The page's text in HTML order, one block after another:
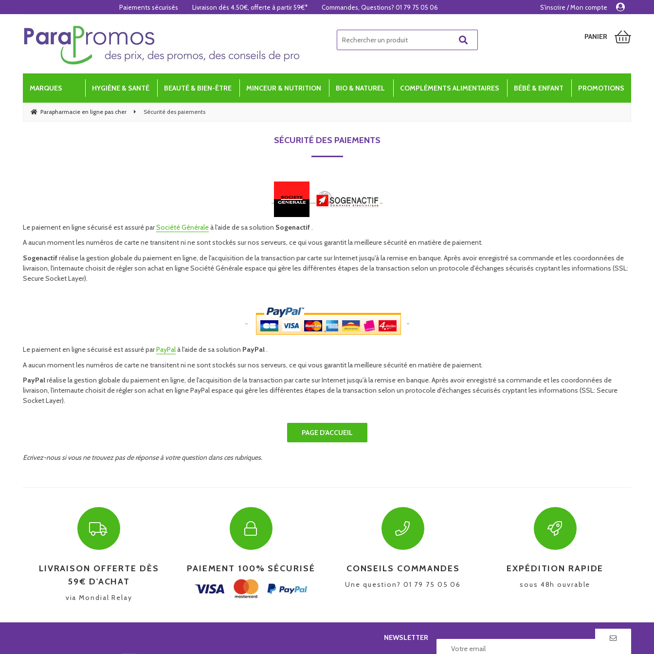
PANIER
MARQUES HYGIÈNE & SANTÉ BEAUTÉ & BIEN-ÊTRE MINCEUR & NUTRITION BIO & NATUREL COMPLÉMENTS ALIMENTAIRES BÉBÉ & ENFANT PROMOTIONS
Parapharmacie en ligne pas cher Sécurité des paiements
SÉCURITÉ DES PAIEMENTS
Le paiement en ligne sécurisé est assuré parSociété Généraleà l'aide de sa solution Sogenactif
A aucun moment les numéros de carte ne transitent ni ne sont stockés sur nos serveurs, ce qui vous garantit la meilleure sécurité en matière de paiement.
Sogenactifréalise la gestion globale du paiement en ligne, de l'acquisition de la transaction par carte sur Internet jusqu'à la remise en banque. Après avoir enregistré sa commande et les coordonnées de
livraison, l'internaute choisit de régler son achat en ligne Société Générale espace qui gère les différentes étapes de la transaction selon un protocole d'échanges sécurisés cryptant les informations (SSL:
Secure Socket Layer).
Le paiement en ligne sécurisé est assuré parPayPalà l'aide de sa solution PayPal.
A aucun moment les numéros de carte ne transitent ni ne sont stockés sur nos serveurs, ce qui vous garantit la meilleure sécurité en matière de paiement.
PayPalréalise la gestion globale du paiement en ligne, de l'acquisition de la transaction par carte sur Internet jusqu'à la remise en banque. Après avoir enregistré sa commande et les coordonnées de
livraison, l'internaute choisit de régler son achat en ligne PayPal espace qui gère les différentes étapes de la transaction selon un protocole d'échanges sécurisés cryptant les informations (SSL: Secure
Socket Layer).
Ecrivez-nous si vous ne trouvez pas de réponse à votre question dans ces rubriques.
Paiements sécurisés Livraison dès 4.50€, offerte à partir 59€* Commandes, Questions? 01 79 75 05 06 S'inscrire / Mon compte
LIVRAISON OFFERTE DÈS
59€ D'ACHAT
via Mondial Relay
PAIEMENT 100% SÉCURISÉ CONSEILS COMMANDES
Une question? 01 79 75 05 06
EXPÉDITION RAPIDE
sous 48h ouvrable
NEWSLETTER